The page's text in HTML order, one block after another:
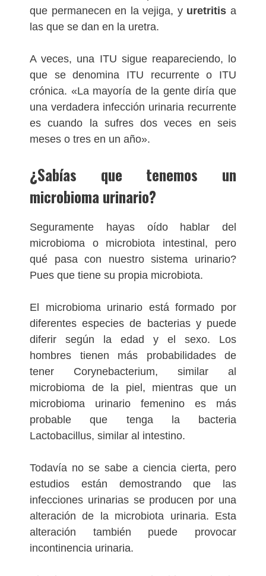
que permanecen en la vejiga, y uretritis a
las que se dan en la uretra.
A veces, una ITU sigue reapareciendo, lo
que se denomina ITU recurrente o ITU
crónica. «La mayoría de la gente diría que
una verdadera infección urinaria recurrente
es cuando la sufres dos veces en seis
meses o tres en un año».
¿Sabías que tenemos un
microbioma urinario?
Seguramente hayas oído hablar del
microbioma o microbiota intestinal, pero
qué pasa con nuestro sistema urinario?
Pues que tiene su propia microbiota.
El microbioma urinario está formado por
diferentes especies de bacterias y puede
diferir según la edad y el sexo. Los
hombres tienen más probabilidades de
tener Corynebacterium, similar al
microbioma de la piel, mientras que un
microbioma urinario femenino es más
probable que tenga la bacteria
Lactobacillus, similar al intestino.
Todavía no se sabe a ciencia cierta, pero
estudios están demostrando que las
infecciones urinarias se producen por una
alteración de la microbiota urinaria. Esta
alteración también puede provocar
incontinencia urinaria.